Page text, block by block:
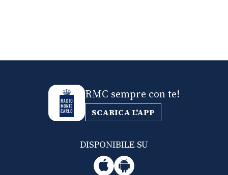
RMC sempre con te!
SCARICA L'APP
DISPONIBILE SU